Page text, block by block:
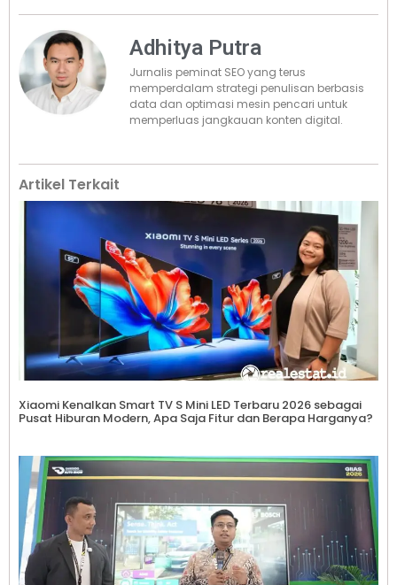
Adhitya Putra
Jurnalis peminat SEO yang terus
memperdalam strategi penulisan berbasis
data dan optimasi mesin pencari untuk
memperluas jangkauan konten digital.
Artikel Terkait
Xiaomi Kenalkan Smart TV S Mini LED Terbaru 2026 sebagai
Pusat Hiburan Modern, Apa Saja Fitur dan Berapa Harganya?